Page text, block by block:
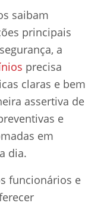
saibam
principais
a
precisa
claras e bem
assertiva de
e
em
dia.
funcionários e